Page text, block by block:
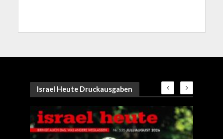
Israel Heute Druckausgaben